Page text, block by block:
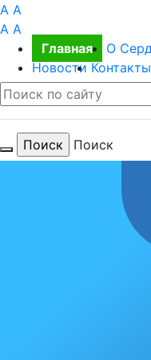
A A
A A
Главная
О
Новости Контакты
Поиск